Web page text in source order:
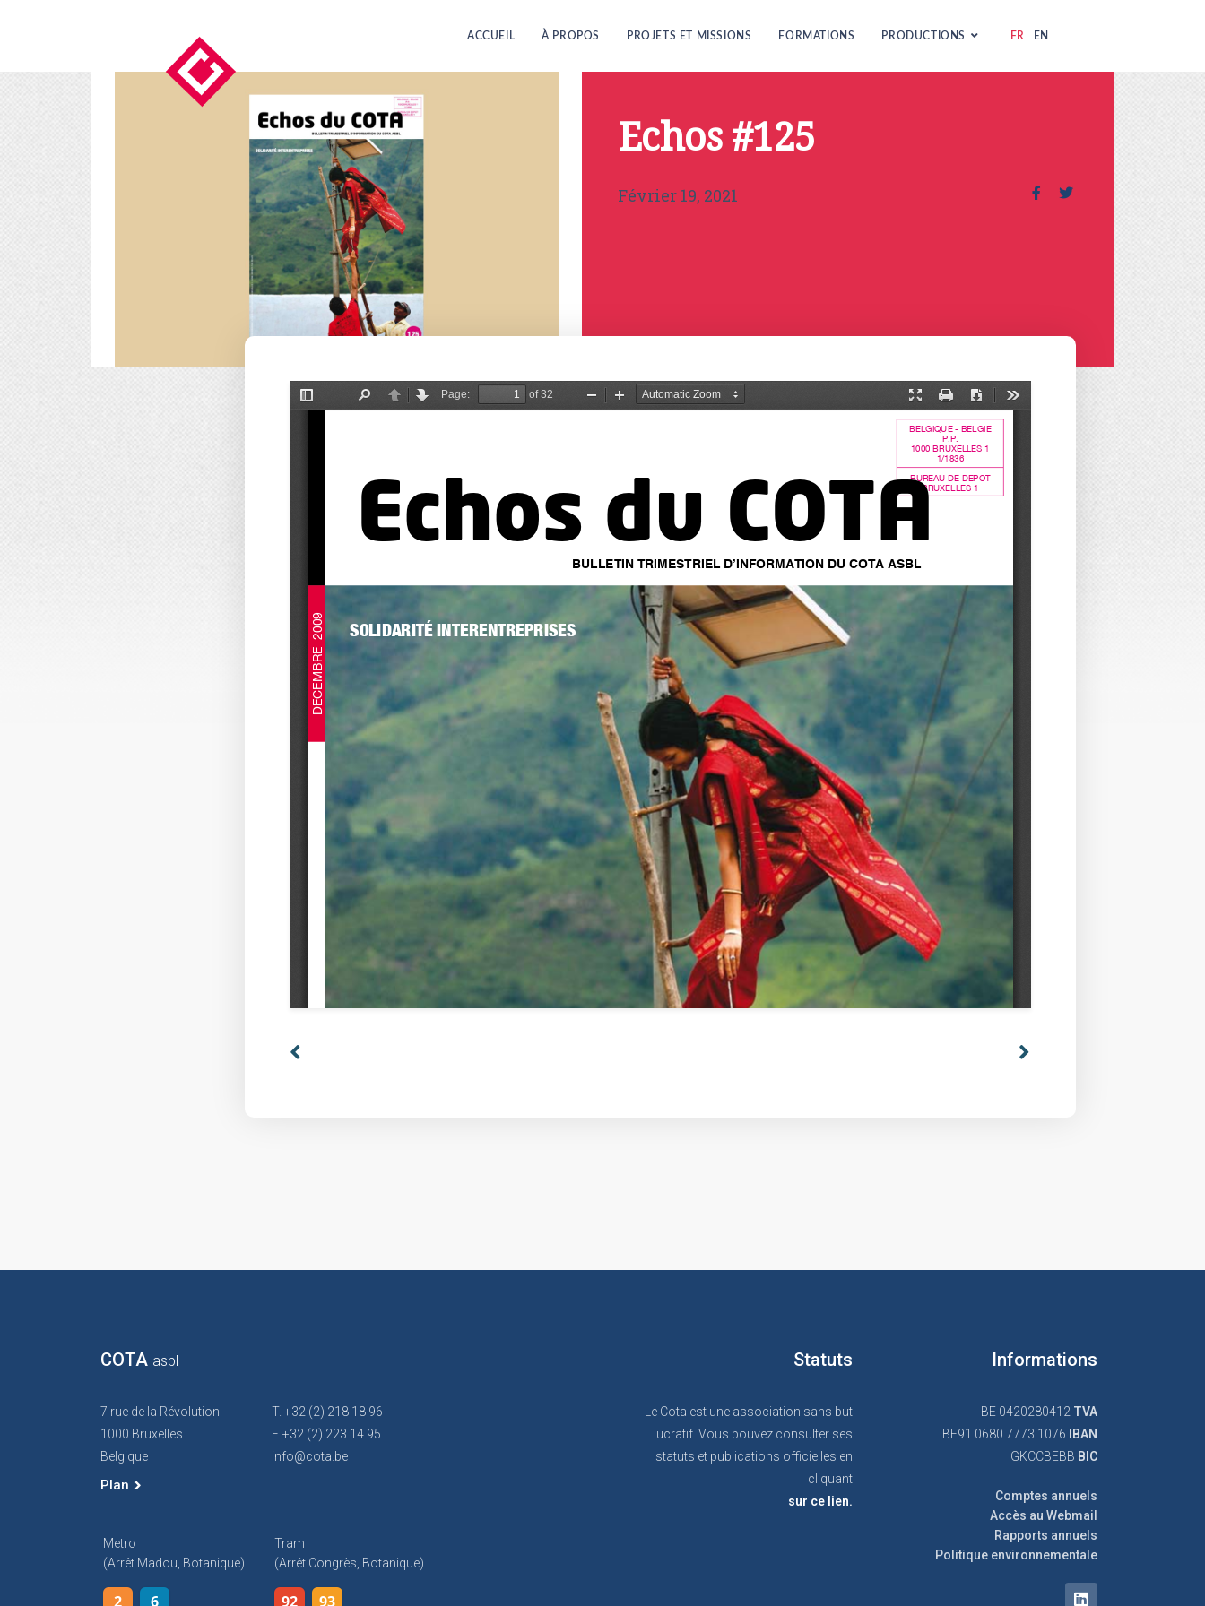
ACCUEIL À PROPOS PROJETS ET MISSIONS FORMATIONS PRODUCTIONS FR EN
Echos #125
Février 19, 2021
COTA asbl
7 rue de la Révolution
1000 Bruxelles
Belgique
Plan
T. +32 (2) 218 18 96
F. +32 (2) 223 14 95
info@cota.be
Metro
(arrêt Madou, Botanique)
2 6
Tram
(arrêt Congrès, Botanique)
92 93
Statuts
Le Cota est une association sans but
lucratif. Vous pouvez consulter ses
statuts et publications officielles en
cliquant
sur ce lien.
Informations
BE 0420280412 TVA
BE91 0680 7773 1076
IBAN
GKCCBEBB BIC
Comptes annuels
Accès au Webmail
Rapports annuels
Politique environnementale